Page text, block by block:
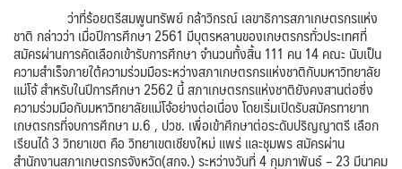
ว่าที่ร้อยตรีสมพูนทรัพย์ กล้าวิกรณ์ เลขาธิการสภาเกษตรกรแห่ง
ชาติ กล่าวว่า เมื่อปีการศึกษา 2561 มีบุตรหลานของเกษตรกรทั่วประเทศที่
สมัครผ่านการคัดเลือกเข้ารับการศึกษา จำนวนทั้งสิ้น 111 คน 14 คณะ นับเป็น
ความสำเร็จภายใต้ความร่วมมือระหว่างสภาเกษตรกรแห่งชาติกับมหาวิทยาลัย
แม่โจ้ สำหรับในปีการศึกษา 2562 นี้ สภาเกษตรกรแห่งชาติยังคงสานต่อซึ่ง
ความร่วมมือกับมหาวิทยาลัยแม่โจ้อย่างต่อเนื่อง โดยเริ่มเปิดรับสมัครทายาท
เกษตรกรที่จบการศึกษา ม.6 , ปวช. เพื่อเข้าศึกษาต่อระดับปริญญาตรี เลือก
เรียนได้ 3 วิทยาเขต คือ วิทยาเขตเชียงใหม่ แพร่ และชุมพร สมัครผ่าน
สำนักงานสภาเกษตรกรจังหวัด(สกจ.) ระหว่างวันที่ 4 กุมภาพันธ์ – 23 มีนาคม